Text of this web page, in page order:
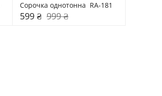
Сорочка однотонна  RA-181
599 ₴ 999 ₴